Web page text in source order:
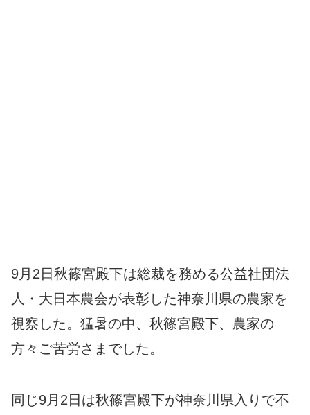
9月2日秋篠宮殿下は総裁を務める公益社団法
人・大日本農会が表彰した神奈川県の農家を
視察した。猛暑の中、秋篠宮殿下、農家の
方々ご苦労さまでした。
同じ9月2日は秋篠宮殿下が神奈川県入りで不